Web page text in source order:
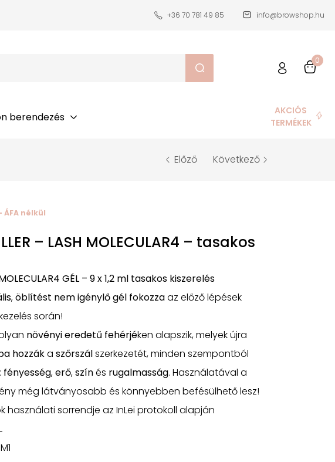
+36 70 781 49 85 info@browshop.hu
0
berendezés
AKCIÓS
TERMÉKEK
Előző Következő
ÁFA nélkül
– LASH MOLECULAR4 – tasakos
GÉL – 9 x 1,2 ml tasakos kiszerelés
,öblítést nem igénylő gél fokozzaaz előző lépések
során!
növényi eredetű fehérjéken alapszik, melyek újra
hozzáka szőrszálszerkezetét, minden szempontból
fényesség,erő,színés rugalmasság. Használatával a
még látványosabb és könnyebben befésülhető lesz!
használati sorrendje az InLei protokoll alapján